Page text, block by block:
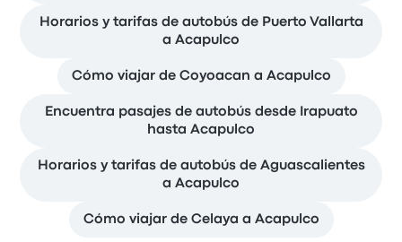
Horarios y tarifas de autobús de Puerto Vallarta
a Acapulco
Cómo viajar de Coyoacan a Acapulco
Encuentra pasajes de autobús desde Irapuato
hasta Acapulco
Horarios y tarifas de autobús de Aguascalientes
a Acapulco
Cómo viajar de Celaya a Acapulco